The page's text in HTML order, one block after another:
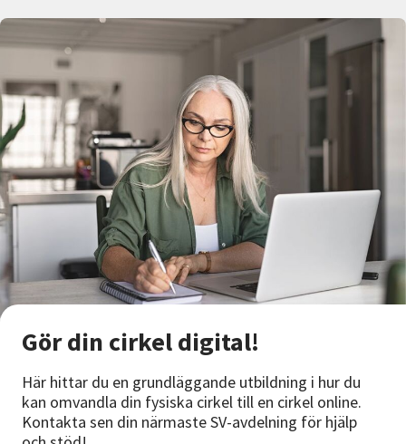
Gör din cirkel digital!
Här hittar du en grundläggande utbildning i hur du
kan omvandla din fysiska cirkel till en cirkel online.
Kontakta sen din närmaste SV-avdelning för hjälp